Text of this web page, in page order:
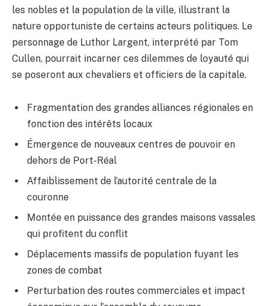
les nobles et la population de la ville, illustrant la
nature opportuniste de certains acteurs politiques. Le
personnage de Luthor Largent, interprété par Tom
Cullen, pourrait incarner ces dilemmes de loyauté qui
se poseront aux chevaliers et officiers de la capitale.
Fragmentation des grandes alliances régionales en
fonction des intérêts locaux
Émergence de nouveaux centres de pouvoir en
dehors de Port-Réal
Affaiblissement de l’autorité centrale de la
couronne
Montée en puissance des grandes maisons vassales
qui profitent du conflit
Déplacements massifs de population fuyant les
zones de combat
Perturbation des routes commerciales et impact